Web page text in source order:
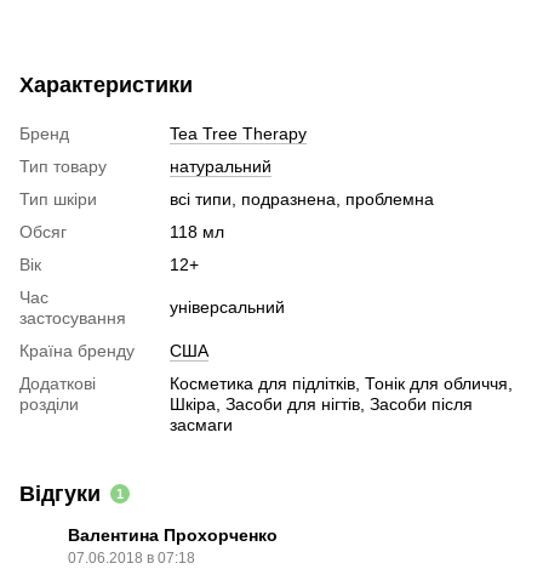
Характеристики
Бренд
Tea Tree Therapy
Тип товару
натуральний
Тип шкіри
всі типи, подразнена, проблемна
Обсяг
118 мл
Вік
12+
Час
застосування
універсальний
Країна бренду
США
Додаткові
розділи
Косметика для підлітків, Тонік для обличчя,
Шкіра, Засоби для нігтів, Засоби після
засмаги
Відгуки 1
Валентина Прохорченко
07.06.2018 в 07:18